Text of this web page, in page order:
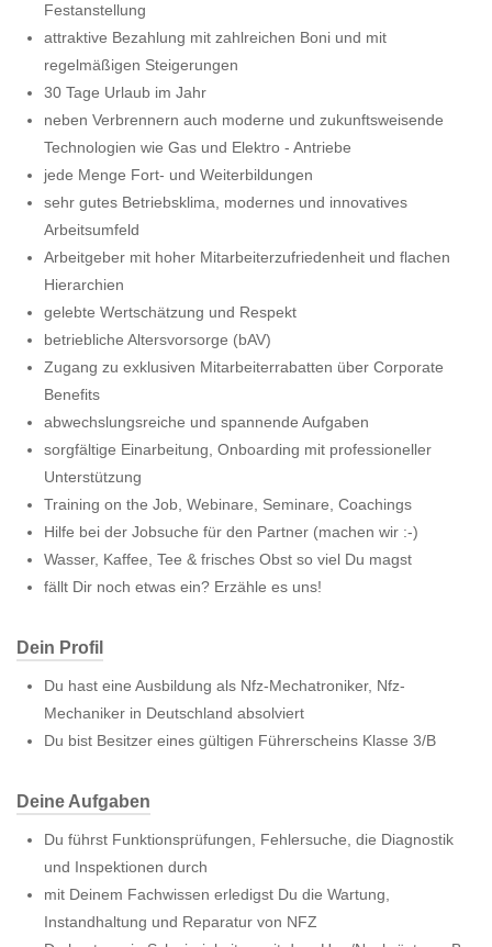
Festanstellung
attraktive Bezahlung mit zahlreichen Boni und mit
regelmäßigen Steigerungen
30 Tage Urlaub im Jahr
neben Verbrennern auch moderne und zukunftsweisende
Technologien wie Gas und Elektro - Antriebe
jede Menge Fort- und Weiterbildungen
sehr gutes Betriebsklima, modernes und innovatives
Arbeitsumfeld
Arbeitgeber mit hoher Mitarbeiterzufriedenheit und flachen
Hierarchien
gelebte Wertschätzung und Respekt
betriebliche Altersvorsorge (bAV)
Zugang zu exklusiven Mitarbeiterrabatten über Corporate
Benefits
abwechslungsreiche und spannende Aufgaben
sorgfältige Einarbeitung, Onboarding mit professioneller
Unterstützung
Training on the Job, Webinare, Seminare, Coachings
Hilfe bei der Jobsuche für den Partner (machen wir :-)
Wasser, Kaffee, Tee & frisches Obst so viel Du magst
fällt Dir noch etwas ein? Erzähle es uns!
Dein Profil
Du hast eine Ausbildung als Nfz-Mechatroniker, Nfz-
Mechaniker in Deutschland absolviert
Du bist Besitzer eines gültigen Führerscheins Klasse 3/B
Deine Aufgaben
Du führst Funktionsprüfungen, Fehlersuche, die Diagnostik
und Inspektionen durch
mit Deinem Fachwissen erledigst Du die Wartung,
Instandhaltung und Reparatur von NFZ